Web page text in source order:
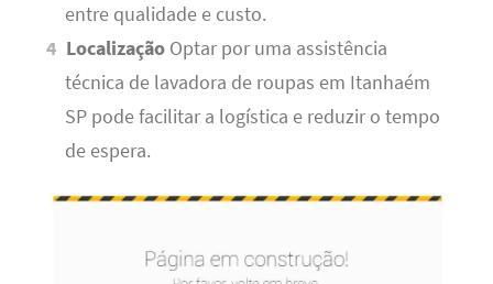
entre qualidade e custo.
Localização Optar por uma assistência
técnica de lavadora de roupas em Itanhaém
SP pode facilitar a logística e reduzir o tempo
de espera.